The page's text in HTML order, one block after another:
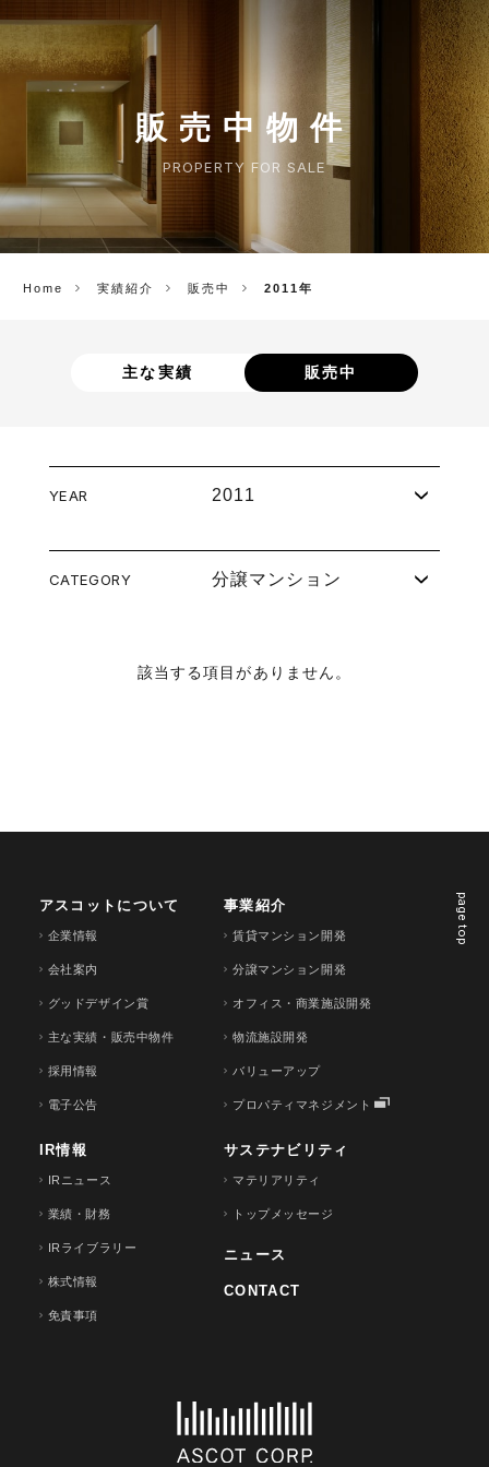
CORP.
販売中物件
PROPERTY FOR SALE
主な実績 販売中
Home 実績紹介 販売中 2011年
YEAR 2011
CATEGORY 分譲マンション
該当する項目がありません。
page top
アスコットについて
企業情報
会社案内
グッドデザイン賞
主な実績・販売中物件
採用情報
電子公告
事業紹介
賃貸マンション開発
分譲マンション開発
オフィス・商業施設開発
物流施設開発
バリューアップ
プロパティマネジメント
IR情報
IRニュース
業績・財務
IRライブラリー
株式情報
免責事項
サステナビリティ
マテリアリティ
トップメッセージ
ニュース
CONTACT